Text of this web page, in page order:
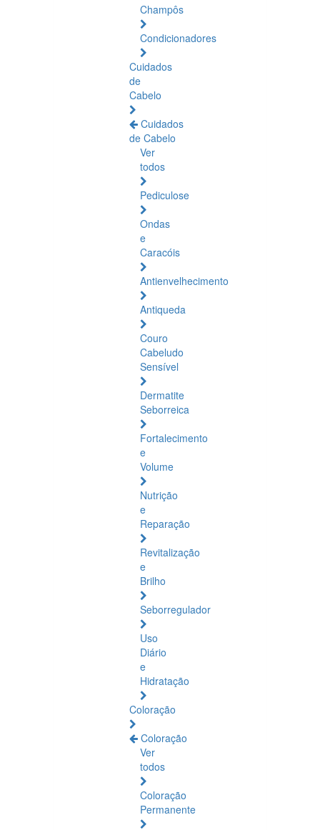
Champôs
Condicionadores
Cuidados
de
Cabelo
Cuidados
de Cabelo
Ver
todos
Pediculose
Ondas
e
Caracóis
Antienvelhecimento
Antiqueda
Couro
Cabeludo
Sensível
Dermatite
Seborreica
Fortalecimento
e
Volume
Nutrição
e
Reparação
Revitalização
e
Brilho
Seborregulador
Uso
Diário
e
Hidratação
Coloração
Coloração
Ver
todos
Coloração
Permanente